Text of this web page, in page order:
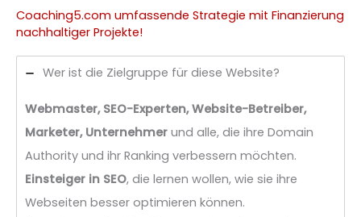
Coaching5.com umfassende Strategie mit Finanzierung
nachhaltiger Projekte!
Wer ist die Zielgruppe für diese Website?
Webmaster, SEO-Experten, Website-Betreiber,
Marketer, Unternehmer und alle, die ihre Domain
Authority und ihr Ranking verbessern möchten.
Einsteiger in SEO, die lernen wollen, wie sie ihre
Webseiten besser optimieren können.